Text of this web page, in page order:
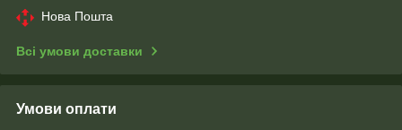
Нова Пошта
Всі умови доставки
Умови оплати